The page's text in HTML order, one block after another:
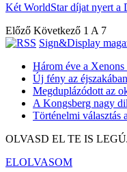
Két WorldStar díjat nyert a
Előző Következő 1 A 7
Sign&Display
Három éve a
Új fény az
Megduplázódott az
A Kongsberg nagy
Történelmi választás
OLVASD EL TE IS
ELOLVASOM